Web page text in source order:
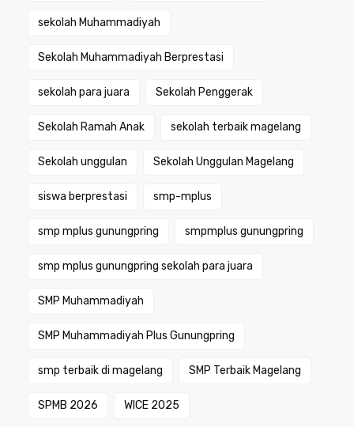
sekolah Muhammadiyah
Sekolah Muhammadiyah Berprestasi
sekolah para juara Sekolah Penggerak
Sekolah Ramah Anak sekolah terbaik magelang
Sekolah unggulan Sekolah Unggulan Magelang
siswa berprestasi smp-mplus
smp mplus gunungpring smpmplus gunungpring
smp mplus gunungpring sekolah para juara
SMP Muhammadiyah
SMP Muhammadiyah Plus Gunungpring
smp terbaik di magelang SMP Terbaik Magelang
SPMB 2026 WICE 2025